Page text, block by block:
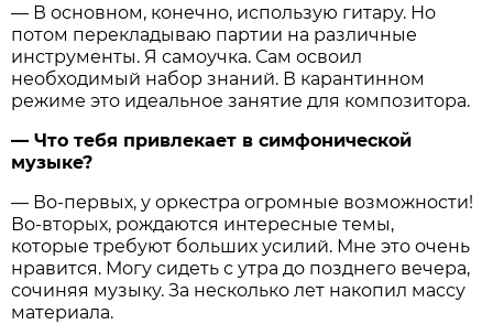
— В основном, конечно, использую гитару. Но
потом перекладываю партии на различные
инструменты. Я самоучка. Сам освоил
необходимый набор знаний. В карантинном
режиме это идеальное занятие для композитора.
— Что тебя привлекает в симфонической
музыке?
— Во-первых, у оркестра огромные возможности!
Во-вторых, рождаются интересные темы,
которые требуют больших усилий. Мне это очень
нравится. Могу сидеть с утра до позднего вечера,
сочиняя музыку. За несколько лет накопил массу
материала.